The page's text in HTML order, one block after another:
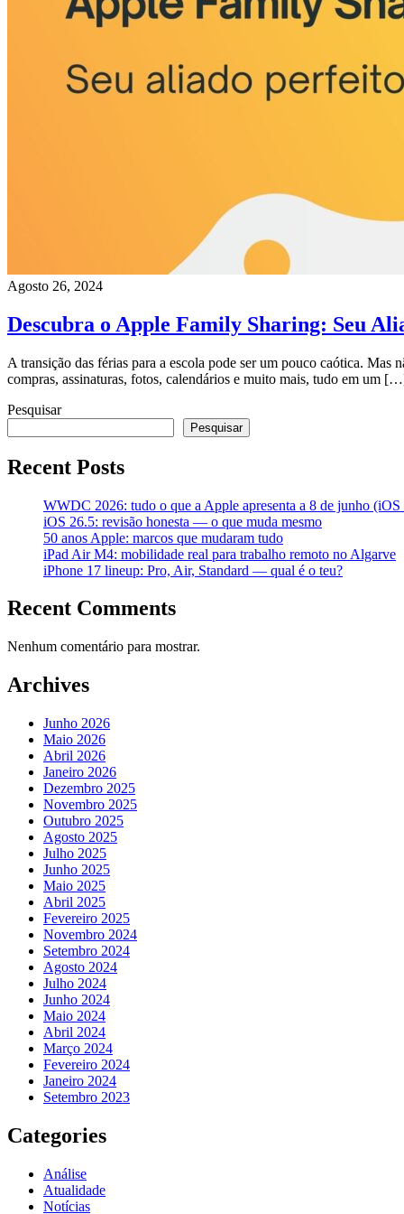
Agosto 26, 2024
Descubra o Apple Family Sharing: Seu
A transição das férias para a escola pode ser um pouco caótica.
compras, assinaturas, fotos, calendários e muito mais, tudo em um
Pesquisar
Pesquisar
Recent Posts
WWDC 2026: tudo o que a Apple apresenta a 8 de junho
iOS 26.5: revisão honesta — o que muda mesmo
50 anos Apple: marcos que mudaram tudo
iPad Air M4: mobilidade real para trabalho remoto no Algarve
iPhone 17 lineup: Pro, Air, Standard — qual é o teu?
Recent Comments
Nenhum comentário para mostrar.
Archives
Junho 2026
Maio 2026
Abril 2026
Janeiro 2026
Dezembro 2025
Novembro 2025
Outubro 2025
Agosto 2025
Julho 2025
Junho 2025
Maio 2025
Abril 2025
Fevereiro 2025
Novembro 2024
Setembro 2024
Agosto 2024
Julho 2024
Junho 2024
Maio 2024
Abril 2024
Março 2024
Fevereiro 2024
Janeiro 2024
Setembro 2023
Categories
Análise
Atualidade
Notícias